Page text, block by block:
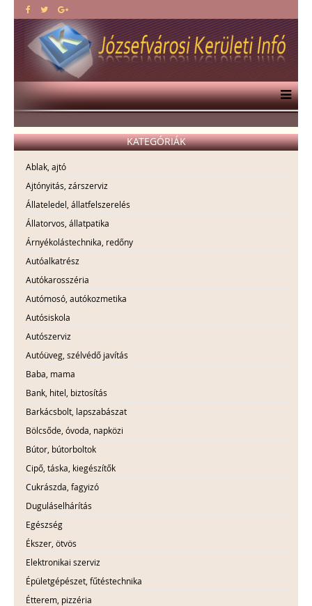
KATEGÓRIÁK
Ablak, ajtó
Ajtónyitás, zárszerviz
Állateledel, állatfelszerelés
Állatorvos, állatpatika
Árnyékolástechnika, redőny
Autóalkatrész
Autókarosszéria
Autómosó, autókozmetika
Autósiskola
Autószerviz
Autóüveg, szélvédő javítás
Baba, mama
Bank, hitel, biztosítás
Barkácsbolt, lapszabászat
Bölcsőde, óvoda, napközi
Bútor, bútorboltok
Cipő, táska, kiegészítők
Cukrászda, fagyizó
Duguláselhárítás
Egészség
Ékszer, ötvös
Elektronikai szerviz
Épületgépészet, fűtéstechnika
Étterem, pizzéria